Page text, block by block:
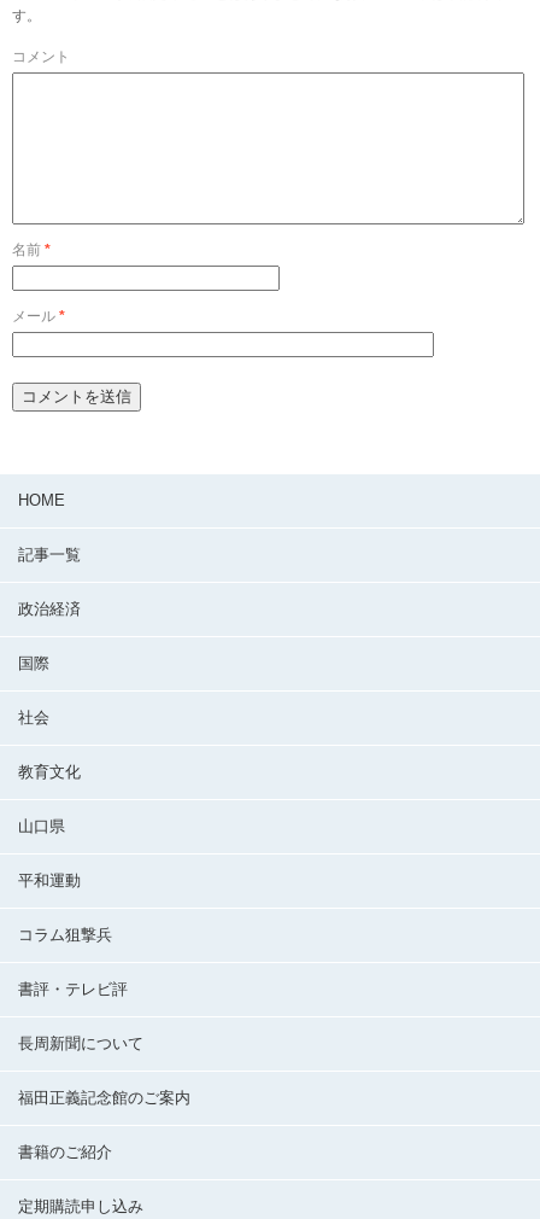
す。
コメント
名前 *
メール *
HOME
記事一覧
政治経済
国際
社会
教育文化
山口県
平和運動
コラム狙撃兵
書評・テレビ評
長周新聞について
福田正義記念館のご案内
書籍のご紹介
定期購読申し込み